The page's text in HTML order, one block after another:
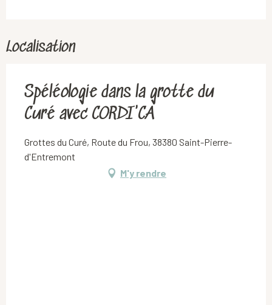
Localisation
Spéléologie dans la grotte du
Curé avec CORDI'CA
Grottes du Curé, Route du Frou, 38380 Saint-Pierre-
d'Entremont
M'y rendre